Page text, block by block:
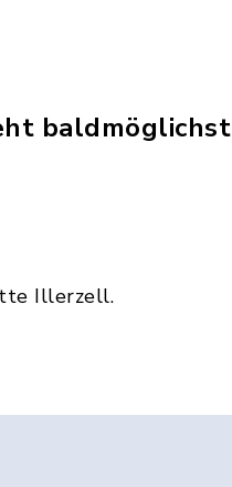
baldmöglichst
Illerzell.